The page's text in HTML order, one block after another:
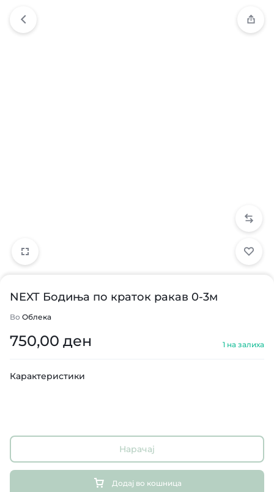
NEXT Бодиња по краток ракав 0-3м
Во Облека
750,00 ден 1 на залиха
Карактеристики
Додај во кошница
Нарачај